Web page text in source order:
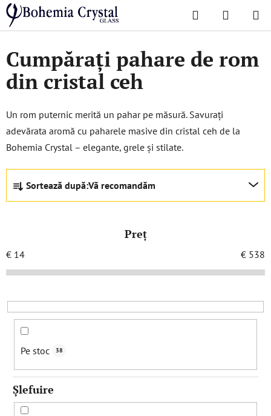
Treci
conținut
Căutare
DE
Acasă
/ Pahare / Pahare de rom
Cumpărați pahare de rom
din cristal ceh
Un rom puternic merită un pahar pe măsură. Savurați
adevărata aromă cu paharele masive din cristal ceh de la
Bohemia Crystal – elegante, grele și stilate.
S
l
t
a
e
a
d
u
Sortează după:Vă recomandăm
Preţ
€ 14 € 538
Pe stoc 38
Șlefuire